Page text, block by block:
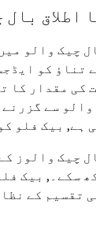
بال
چیک والو
تناؤ کو
کی مقدار کا
سے
ہے, بیک فلو
چیک والوز
سکے۔, بیک
تقسیم کے